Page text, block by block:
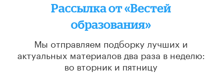
Рассылка от «Вестей
образования»
Мы отправляем подборку лучших и
актуальных материалов два раза в неделю:
во вторник и пятницу